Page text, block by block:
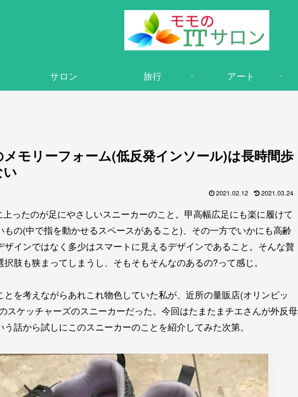
サロン 旅行 アート
モリーフォーム(低反発インソール)は長時間歩
2021.02.12 2021.03.24
ったのが足にやさしいスニーカーのこと。甲高幅広足にも楽に履けて
の(中で指を動かせるスペースがあること)、その一方でいかにも高齢
インではなく多少はスマートに見えるデザインであること。そんな贅
肢も狭まってしまうし、そもそもそんなのあるの?って感じ。
を考えながらあれこれ物色していた私が、近所の量販店(オリンピッ
スケッチャーズのスニーカーだった。今回はたまたまチエさんが外反母
話から試しにこのスニーカーのことを紹介してみた次第。